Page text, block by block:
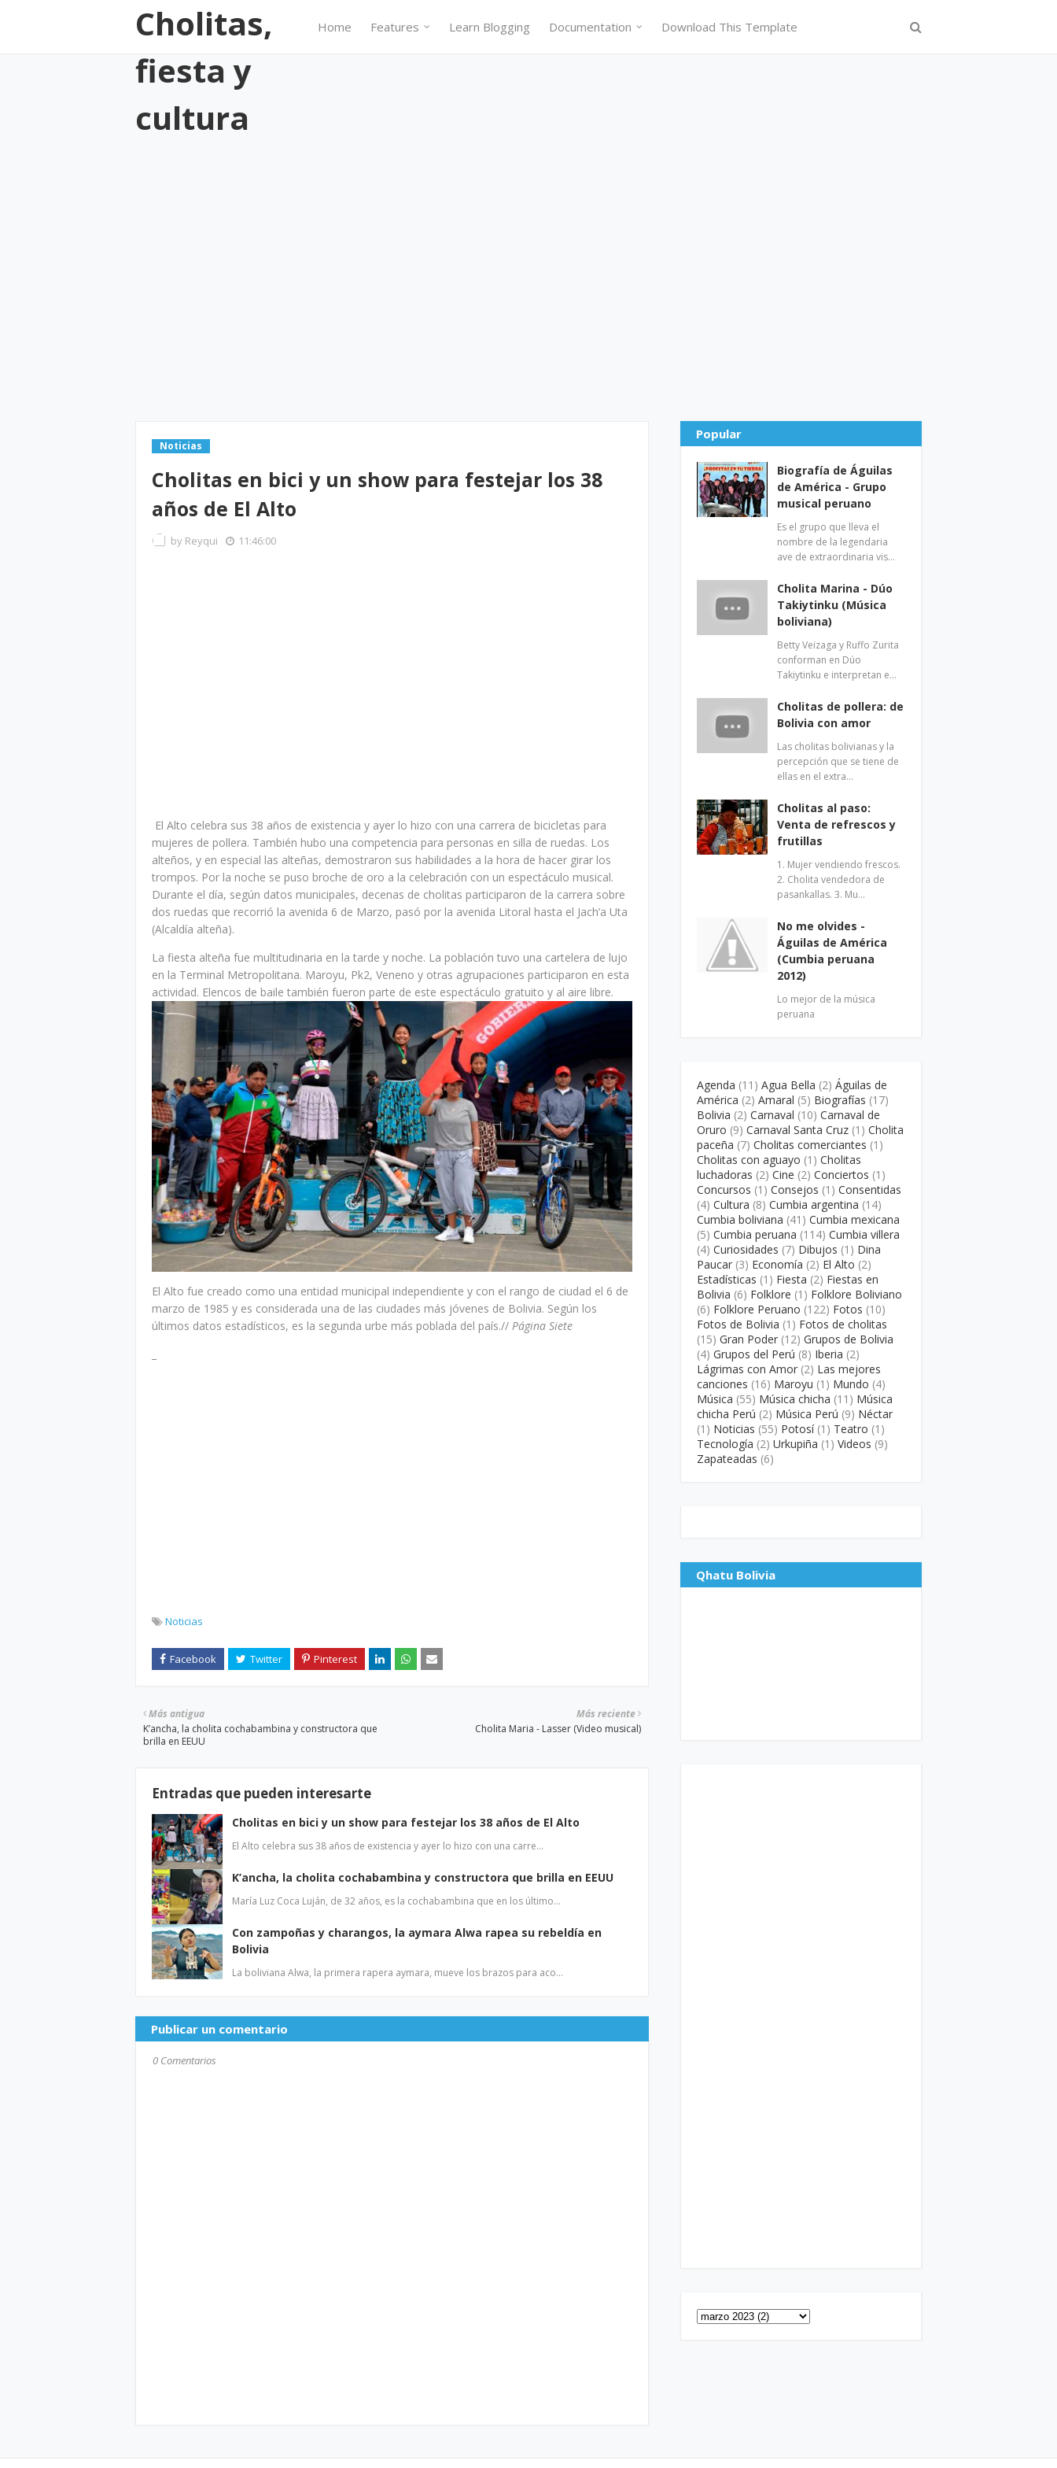
Cholitas,
fiesta y
cultura
Home Features Learn Blogging Documentation Download This Template
Noticias
Cholitas en bici y un show para festejar los 38
años de El Alto
by Reyqui 11:46:00
El Alto celebra sus 38 años de existencia y ayer lo hizo con una carrera de bicicletas para
mujeres de pollera. También hubo una competencia para personas en silla de ruedas. Los
alteños, y en especial las alteñas, demostraron sus habilidades a la hora de hacer girar los
trompos. Por la noche se puso broche de oro a la celebración con un espectáculo musical.
Durante el día, según datos municipales, decenas de cholitas participaron de la carrera sobre
dos ruedas que recorrió la avenida 6 de Marzo, pasó por la avenida Litoral hasta el Jach’a Uta
(Alcaldía alteña).
La fiesta alteña fue multitudinaria en la tarde y noche. La población tuvo una cartelera de lujo
en la Terminal Metropolitana. Maroyu, Pk2, Veneno y otras agrupaciones participaron en esta
actividad. Elencos de baile también fueron parte de este espectáculo gratuito y al aire libre.
El Alto fue creado como una entidad municipal independiente y con el rango de ciudad el 6 de
marzo de 1985 y es considerada una de las ciudades más jóvenes de Bolivia. Según los
últimos datos estadísticos, es la segunda urbe más poblada del país.// Página Siete
Noticias
Más reciente
Cholita Maria - Lasser (Video musical)
Más antigua
K’ancha, la cholita cochabambina y constructora que
brilla en EEUU
Entradas que pueden interesarte
Cholitas en bici y un show para festejar los 38 años de El Alto
El Alto celebra sus 38 años de existencia y ayer lo hizo con una carre…
K’ancha, la cholita cochabambina y constructora que brilla en EEUU
María Luz Coca Luján, de 32 años, es la cochabambina que en los último…
Con zampoñas y charangos, la aymara Alwa rapea su rebeldía en
Bolivia
La boliviana Alwa, la primera rapera aymara, mueve los brazos para aco…
Publicar un comentario
0 Comentarios
Popular
Biografía de Águilas
de América - Grupo
musical peruano
Es el grupo que lleva el
nombre de la legendaria
ave de extraordinaria vis…
Cholita Marina - Dúo
Takiytinku (Música
boliviana)
Betty Veizaga y Ruffo Zurita
conforman en Dúo
Takiytinku e interpretan e…
Cholitas de pollera: de
Bolivia con amor
Las cholitas bolivianas y la
percepción que se tiene de
ellas en el extra…
Cholitas al paso:
Venta de refrescos y
frutillas
1. Mujer vendiendo frescos.
2. Cholita vendedora de
pasankallas. 3. Mu…
No me olvides -
Águilas de América
(Cumbia peruana
2012)
Lo mejor de la música
peruana
Agenda (11) Agua Bella (2) Águilas de
América (2) Amaral (5) Biografías (17)
Bolivia (2) Carnaval (10) Carnaval de
Oruro (9) Carnaval Santa Cruz (1) Cholita
paceña (7) Cholitas comerciantes (1)
Cholitas con aguayo (1) Cholitas
luchadoras (2) Cine (2) Conciertos (1)
Concursos (1) Consejos (1) Consentidas
(4) Cultura (8) Cumbia argentina (14)
Cumbia boliviana (41) Cumbia mexicana
(5) Cumbia peruana (114) Cumbia villera
(4) Curiosidades (7) Dibujos (1) Dina
Paucar (3) Economía (2) El Alto (2)
Estadísticas (1) Fiesta (2) Fiestas en
Bolivia (6) Folklore (1) Folklore Boliviano
(6) Folklore Peruano (122) Fotos (10)
Fotos de Bolivia (1) Fotos de cholitas
(15) Gran Poder (12) Grupos de Bolivia
(4) Grupos del Perú (8) Iberia (2)
Lágrimas con Amor (2) Las mejores
canciones (16) Maroyu (1) Mundo (4)
Música (55) Música chicha (11) Música
chicha Perú (2) Música Perú (9) Néctar
(1) Noticias (55) Potosí (1) Teatro (1)
Tecnología (2) Urkupiña (1) Videos (9)
Zapateadas (6)
Qhatu Bolivia